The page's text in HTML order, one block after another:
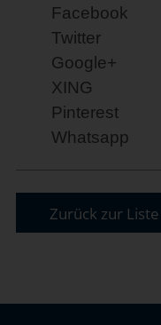
Facebook
Twitter
Google+
XING
Pinterest
Whatsapp
Zurück zur Liste